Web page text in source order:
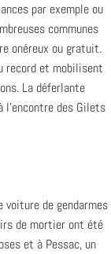
par exemple ou
communes
onéreux ou gratuit.
record et mobilisent
La déferlante
l’encontre des Gilets
de gendarmes
de mortier ont été
et à Pessac, un